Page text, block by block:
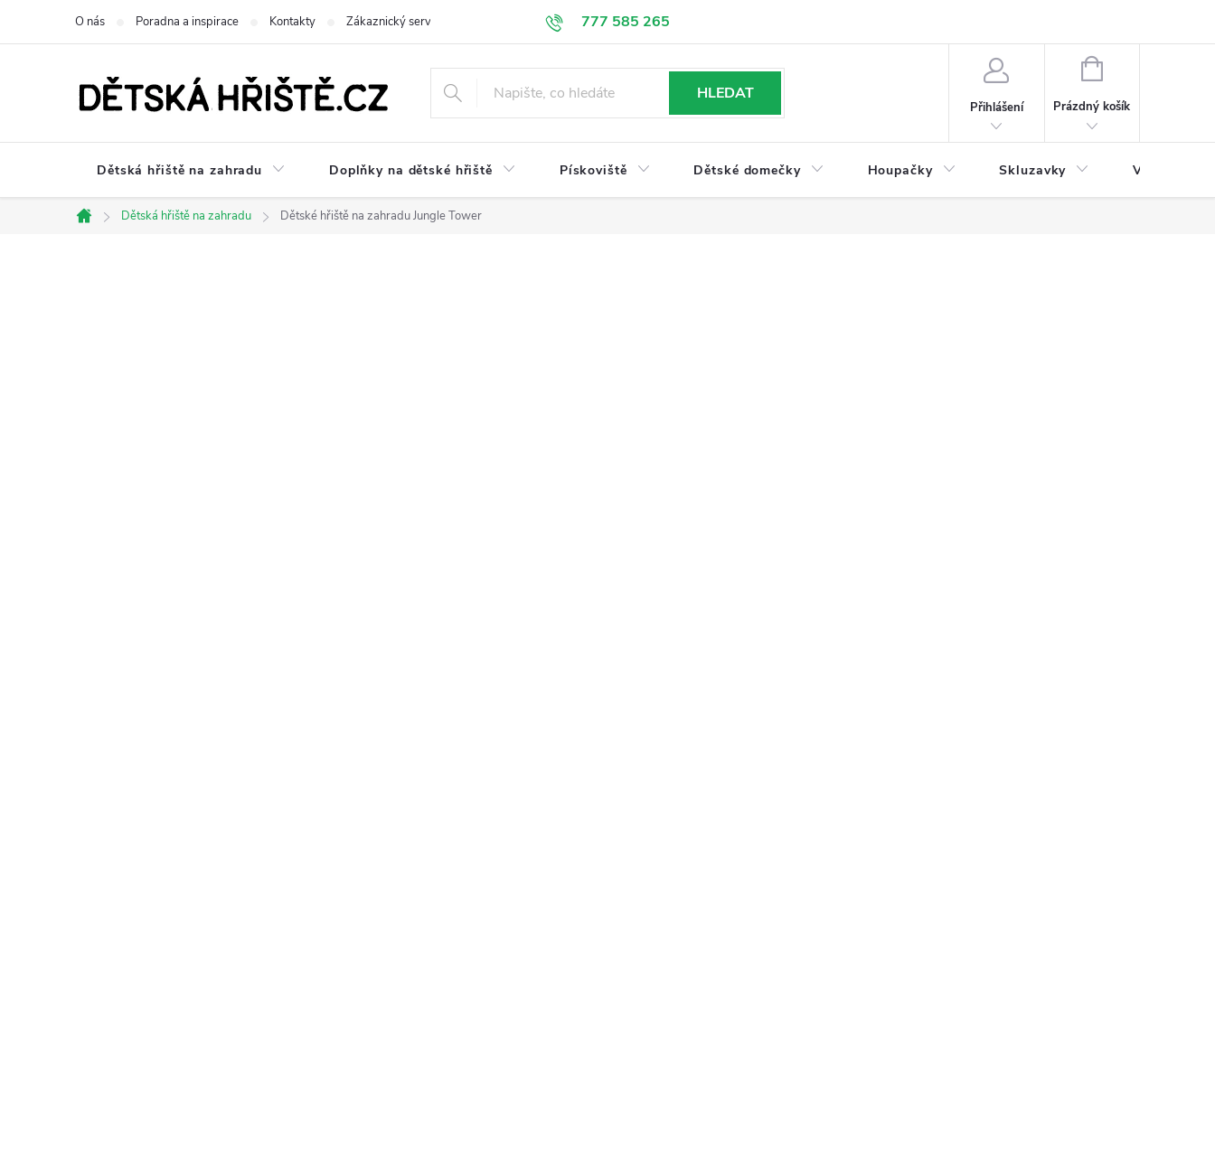
777 585 265
O nás Poradna a inspirace Kontakty Zákaznický servis Doprava a platba Obchodní podmínky
HLEDAT
Přihlášení
NÁKUPNÍ
Prázdný košík
Dětská hřiště na zahradu Doplňky na dětské hřiště Pískoviště Dětské domečky Houpačky Skluzavky Veřejná
Domů
Dětská hřiště na zahradu Dětské hřiště na zahradu Jungle Tower